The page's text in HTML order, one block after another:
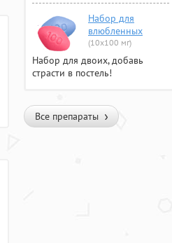
Набор для
влюбленных
(10х100 мг)
Набор для двоих, добавь
страсти в постель!
Все препараты